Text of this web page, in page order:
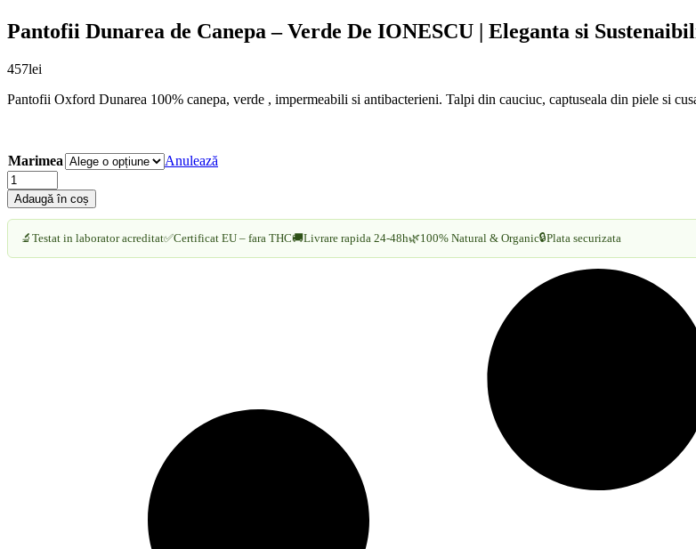
Pantofii Dunarea de Canepa – Verde De IONESCU | Eleganta si
457lei
Pantofii Oxford Dunarea 100% canepa, verde , impermeabili si antibacterieni. Talpi din cauciuc, captuseala din piele si
Marimea
Anulează
Pantofii
Dunarea
de
Canepa
Verde
Adaugă în coș
🔬 Testat in laborator acreditat✅Certificat EU – fara THC🚚Livrare rapida 24-48h🌿100% Natural & Organic🔒Plata securizata